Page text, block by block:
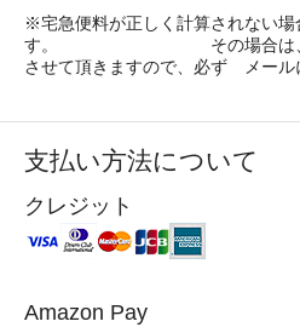
※宅急便料が正しく計算されない場
す。 その場合は、メー
させて頂きますので、必ず メール
支払い方法について
クレジット
Amazon Pay